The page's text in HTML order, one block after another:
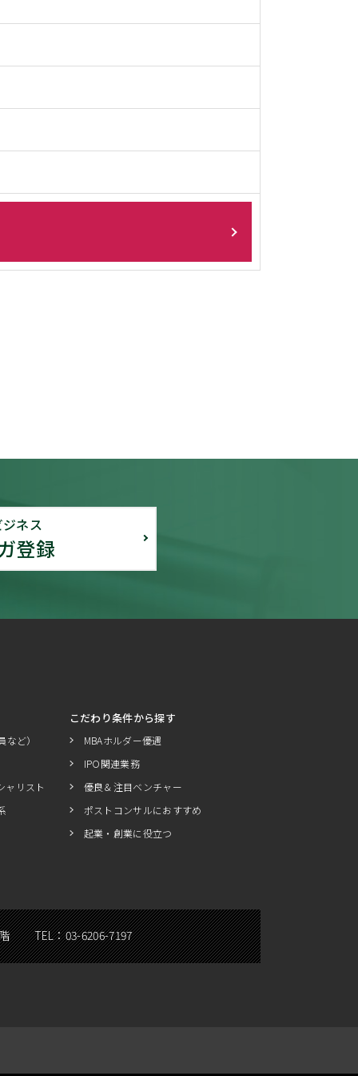
ネス
登録
ど）
ャリスト
こだわり条件から探す
MBAホルダー優遇
IPO関連業務
優良＆注目ベンチャー
ポストコンサルにおすすめ
起業・創業に役立つ
TEL：03-6206-7197